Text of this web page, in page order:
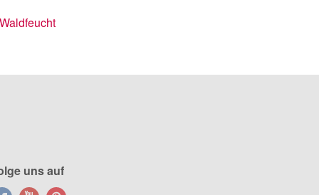
Waldfeucht
uns auf